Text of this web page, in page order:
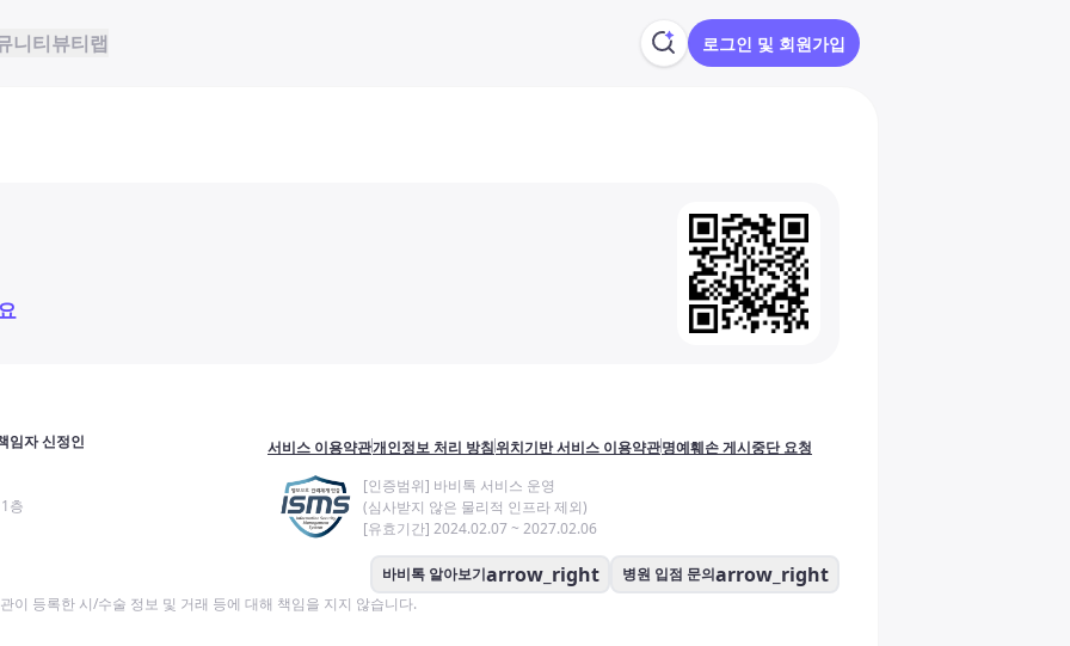
니티뷰티랩 로그인 및 회원가입
임자 신정인
층
서비스 이용약관개인정보 처리 방침위치기반 서비스 이용약관명예훼손 게시중단 요청
[인증범위] 바비톡 서비스 운영
(심사받지 않은 물리적 인프라 제외)
[유효기간] 2024.02.07 ~ 2027.02.06
바비톡 알아보기arrow_right 병원 입점 문의arrow_right
이 등록한 시/수술 정보 및 거래 등에 대해 책임을 지지 않습니다.